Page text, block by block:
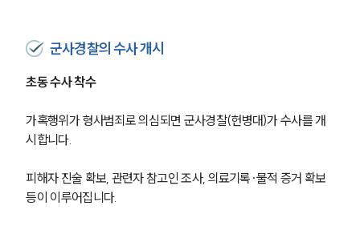
군사경찰의 수사 개시
초동 수사 착수
가혹행위가 형사범죄로 의심되면 군사경찰(헌병대)가 수사를 개
시합니다.
피해자 진술 확보, 관련자 참고인 조사, 의료기록·물적 증거 확보
등이 이루어집니다.